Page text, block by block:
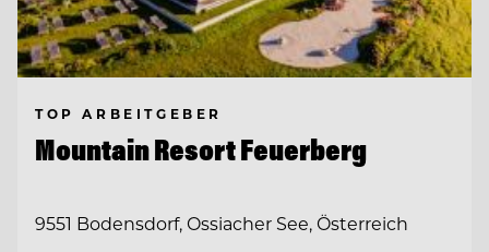
TOP ARBEITGEBER
Mountain Resort Feuerberg
9551 Bodensdorf, Ossiacher See, Österreich